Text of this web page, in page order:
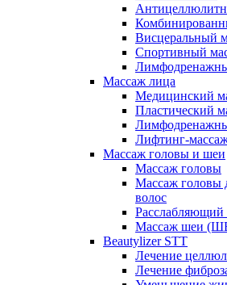
Висцеральный
Спортивный
Массаж лица
Медицинский
Пластический
Лифтинг-
Массаж головы и шеи
Массаж головы
Массаж головы
волос
Расслабляющий
Массаж шеи
Beautylizer STT
Лечение
Лечение